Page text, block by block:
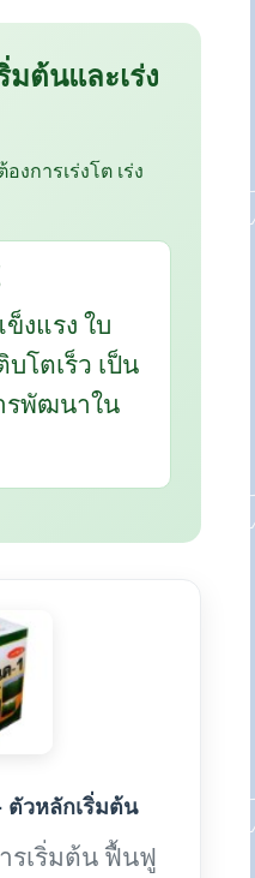
ต้นและเร่ง
การเร่งโต เร่ง
งแรง ใบ
บโตเร็ว เป็น
รพัฒนาใน
ตัวหลักเริ่มต้น
รเริ่มต้น ฟื้นฟู